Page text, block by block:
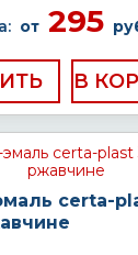
от295
certa-